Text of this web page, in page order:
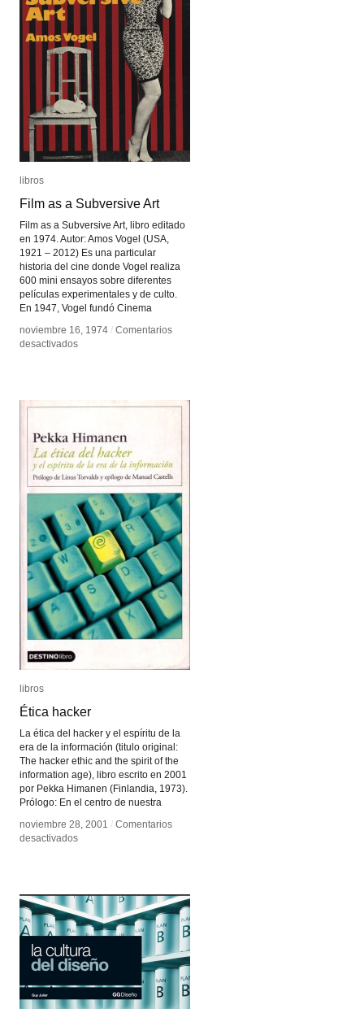
libros
Film as a Subversive Art
Film as a Subversive Art, libro editado
en 1974. Autor: Amos Vogel (USA,
1921 – 2012) Es una particular
historia del cine donde Vogel realiza
600 mini ensayos sobre diferentes
películas experimentales y de culto.
En 1947, Vogel fundó Cinema
noviembre 16, 1974 / Comentarios
desactivadosen
Subversive
libros
Film as a Subversive Art
noviembre 16, 1974 / Comentarios
desactivadosen
Subversive
libros
Ética hacker
La ética del hacker y el espíritu de la
era de la información (titulo original:
The hacker ethic and the spirit of the
information age), libro escrito en 2001
por Pekka Himanen (Finlandia, 1973).
Prólogo: En el centro de nuestra
noviembre 28, 2001 / Comentarios
desactivadosen
libros
Ética hacker
noviembre 28, 2001 / Comentarios
desactivadosen